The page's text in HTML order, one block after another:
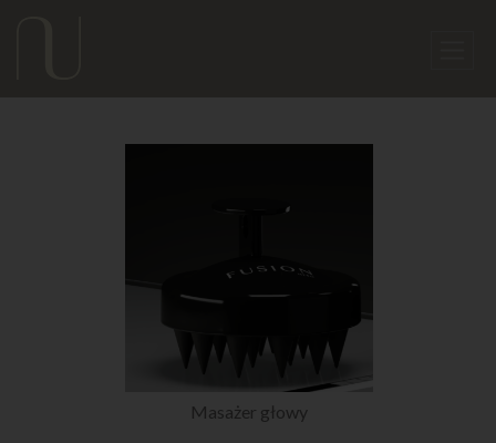
Masażer głowy